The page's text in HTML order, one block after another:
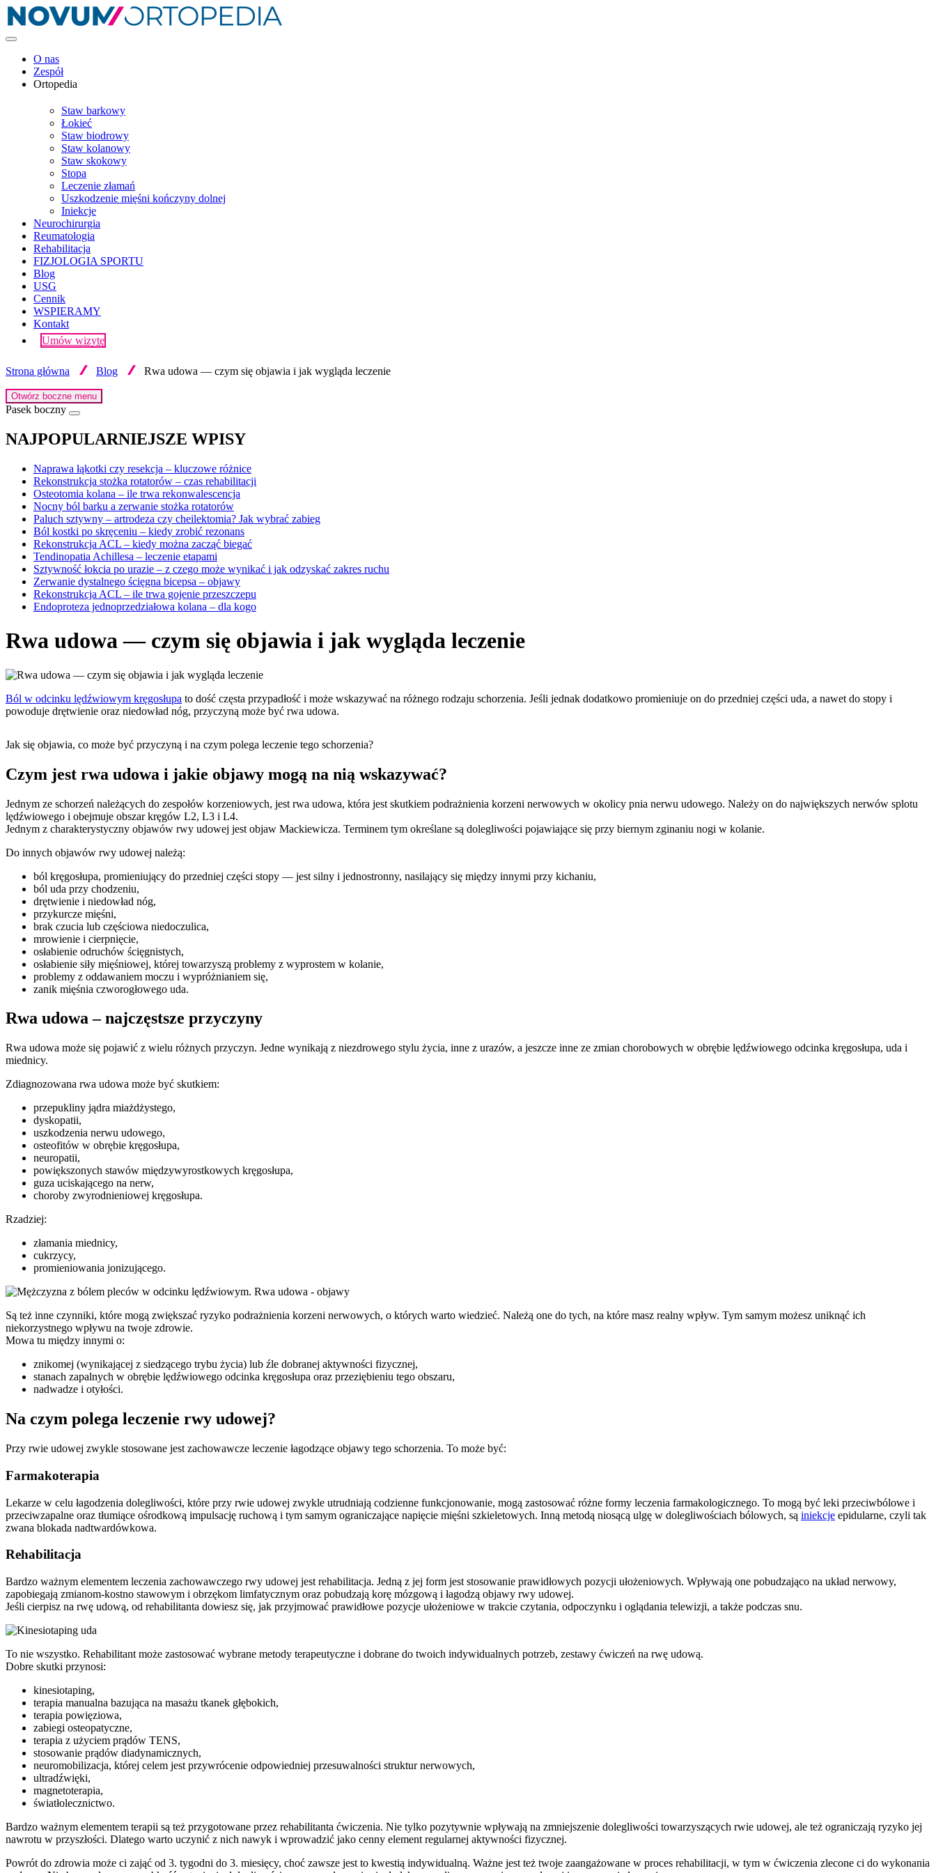
O nas
Zespół
Ortopedia
Staw barkowy
Łokieć
Staw biodrowy
Staw kolanowy
Staw skokowy
Stopa
Leczenie złamań
Uszkodzenie mięśni kończyny dolnej
Iniekcje
Neurochirurgia
Reumatologia
Rehabilitacja
FIZJOLOGIA SPORTU
Blog
USG
Cennik
WSPIERAMY
Kontakt
Umów wizytę
Strona główna Blog Rwa udowa — czym się objawia i jak wygląda leczenie
Otwórz boczne menu
Pasek boczny
NAJPOPULARNIEJSZE WPISY
Naprawa łąkotki czy resekcja – kluczowe różnice
Rekonstrukcja stożka rotatorów – czas rehabilitacji
Osteotomia kolana – ile trwa rekonwalescencja
Nocny ból barku a zerwanie stożka rotatorów
Paluch sztywny – artrodeza czy cheilektomia? Jak wybrać zabieg
Ból kostki po skręceniu – kiedy zrobić rezonans
Rekonstrukcja ACL – kiedy można zacząć biegać
Tendinopatia Achillesa – leczenie etapami
Sztywność łokcia po urazie – z czego może wynikać i jak odzyskać zakres ruchu
Zerwanie dystalnego ścięgna bicepsa – objawy
Rekonstrukcja ACL – ile trwa gojenie przeszczepu
Endoproteza jednoprzedziałowa kolana – dla kogo
Rwa udowa — czym się objawia i jak wygląda leczenie
Ból w odcinku lędźwiowym kręgosłupa to dość częsta przypadłość i może wskazywać na różnego rodzaju schorzenia. Jeśli jednak dodatkowo promieniuje on do przedniej części uda, a nawet do stopy i
powoduje drętwienie oraz niedowład nóg, przyczyną może być rwa udowa.
Jak się objawia, co może być przyczyną i na czym polega leczenie tego schorzenia?
Czym jest rwa udowa i jakie objawy mogą na nią wskazywać?
Jednym ze schorzeń należących do zespołów korzeniowych, jest rwa udowa, która jest skutkiem podrażnienia korzeni nerwowych w okolicy pnia nerwu udowego. Należy on do największych nerwów splotu
lędźwiowego i obejmuje obszar kręgów L2, L3 i L4.
Jednym z charakterystyczny objawów rwy udowej jest objaw Mackiewicza. Terminem tym określane są dolegliwości pojawiające się przy biernym zginaniu nogi w kolanie.
Do innych objawów rwy udowej należą:
ból kręgosłupa, promieniujący do przedniej części stopy — jest silny i jednostronny, nasilający się między innymi przy kichaniu,
ból uda przy chodzeniu,
drętwienie i niedowład nóg,
przykurcze mięśni,
brak czucia lub częściowa niedoczulica,
mrowienie i cierpnięcie,
osłabienie odruchów ścięgnistych,
osłabienie siły mięśniowej, której towarzyszą problemy z wyprostem w kolanie,
problemy z oddawaniem moczu i wypróżnianiem się,
zanik mięśnia czworogłowego uda.
Rwa udowa – najczęstsze przyczyny
Rwa udowa może się pojawić z wielu różnych przyczyn. Jedne wynikają z niezdrowego stylu życia, inne z urazów, a jeszcze inne ze zmian chorobowych w obrębie lędźwiowego odcinka kręgosłupa, uda i
miednicy.
Zdiagnozowana rwa udowa może być skutkiem:
przepukliny jądra miażdżystego,
dyskopatii,
uszkodzenia nerwu udowego,
osteofitów w obrębie kręgosłupa,
neuropatii,
powiększonych stawów międzywyrostkowych kręgosłupa,
guza uciskającego na nerw,
choroby zwyrodnieniowej kręgosłupa.
Rzadziej:
złamania miednicy,
cukrzycy,
promieniowania jonizującego.
Są też inne czynniki, które mogą zwiększać ryzyko podrażnienia korzeni nerwowych, o których warto wiedzieć. Należą one do tych, na które masz realny wpływ. Tym samym możesz uniknąć ich
niekorzystnego wpływu na twoje zdrowie.
Mowa tu między innymi o:
znikomej (wynikającej z siedzącego trybu życia) lub źle dobranej aktywności fizycznej,
stanach zapalnych w obrębie lędźwiowego odcinka kręgosłupa oraz przeziębieniu tego obszaru,
nadwadze i otyłości.
Na czym polega leczenie rwy udowej?
Przy rwie udowej zwykle stosowane jest zachowawcze leczenie łagodzące objawy tego schorzenia. To może być:
Farmakoterapia
Lekarze w celu łagodzenia dolegliwości, które przy rwie udowej zwykle utrudniają codzienne funkcjonowanie, mogą zastosować różne formy leczenia farmakologicznego. To mogą być leki przeciwbólowe i
przeciwzapalne oraz tłumiące ośrodkową impulsację ruchową i tym samym ograniczające napięcie mięśni szkieletowych. Inną metodą niosącą ulgę w dolegliwościach bólowych, są iniekcje epidularne, czyli tak
zwana blokada nadtwardówkowa.
Rehabilitacja
Bardzo ważnym elementem leczenia zachowawczego rwy udowej jest rehabilitacja. Jedną z jej form jest stosowanie prawidłowych pozycji ułożeniowych. Wpływają one pobudzająco na układ nerwowy,
zapobiegają zmianom-kostno stawowym i obrzękom limfatycznym oraz pobudzają korę mózgową i łagodzą objawy rwy udowej.
Jeśli cierpisz na rwę udową, od rehabilitanta dowiesz się, jak przyjmować prawidłowe pozycje ułożeniowe w trakcie czytania, odpoczynku i oglądania telewizji, a także podczas snu.
To nie wszystko. Rehabilitant może zastosować wybrane metody terapeutyczne i dobrane do twoich indywidualnych potrzeb, zestawy ćwiczeń na rwę udową.
Dobre skutki przynosi:
kinesiotaping,
terapia manualna bazująca na masażu tkanek głębokich,
terapia powięziowa,
zabiegi osteopatyczne,
terapia z użyciem prądów TENS,
stosowanie prądów diadynamicznych,
neuromobilizacja, której celem jest przywrócenie odpowiedniej przesuwalności struktur nerwowych,
ultradźwięki,
magnetoterapia,
światłolecznictwo.
Bardzo ważnym elementem terapii są też przygotowane przez rehabilitanta ćwiczenia. Nie tylko pozytywnie wpływają na zmniejszenie dolegliwości towarzyszących rwie udowej, ale też ograniczają ryzyko jej
nawrotu w przyszłości. Dlatego warto uczynić z nich nawyk i wprowadzić jako cenny element regularnej aktywności fizycznej.
Powrót do zdrowia może ci zająć od 3. tygodni do 3. miesięcy, choć zawsze jest to kwestią indywidualną. Ważne jest też twoje zaangażowane w proces rehabilitacji, w tym w ćwiczenia zlecone ci do wykonania